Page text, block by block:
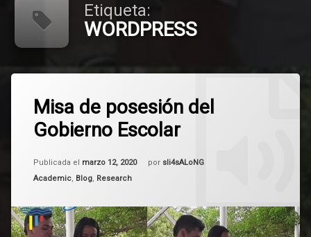
Etiqueta:
WORDPRESS
Misa de posesión del
Gobierno Escolar
Publicada el marzo 12, 2020
Actualizado elmayo 6, 2025
por sli4sALoNG
Categorías:
Academic, Blog, Research
EDUCATION
WORDPRESS
comentarios
en
Misa
de
del
Gobierno